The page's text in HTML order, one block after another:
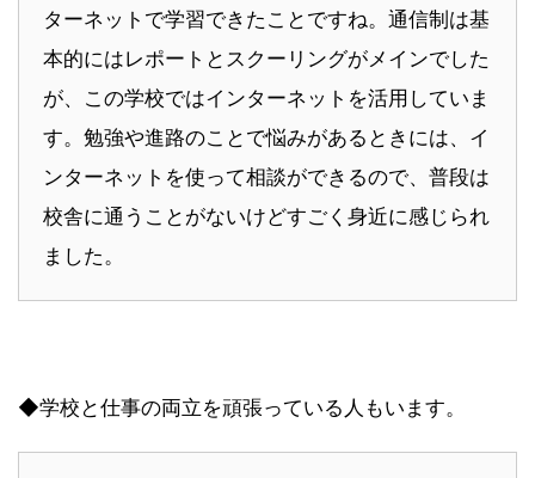
ターネットで学習できたことですね。通信制は基
本的にはレポートとスクーリングがメインでした
が、この学校ではインターネットを活用していま
す。勉強や進路のことで悩みがあるときには、イ
ンターネットを使って相談ができるので、普段は
校舎に通うことがないけどすごく身近に感じられ
ました。
◆学校と仕事の両立を頑張っている人もいます。